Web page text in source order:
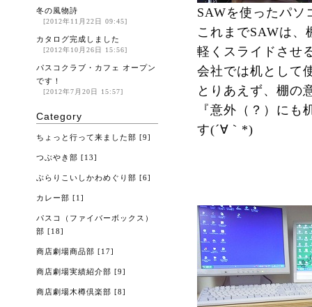
冬の風物詩
[2012年11月22日 09:45]
カタログ完成しました
[2012年10月26日 15:56]
パスコクラブ・カフェ オープン
です！
[2012年7月20日 15:57]
Category
ちょっと行って来ました部 [9]
つぶやき部 [13]
ぶらりこいしかわめぐり部 [6]
カレー部 [1]
パスコ（ファイバーボックス）
部 [18]
商店劇場商品部 [17]
商店劇場実績紹介部 [9]
商店劇場木樽倶楽部 [8]
SAWを使ったパソ
これまでSAWは
軽くスライドさせ
会社では机として
とりあえず、棚の
『意外（？）に
す(´∀｀*)